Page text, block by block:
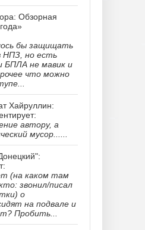
Обзорная
бы защищать
НПЗ, но есть
БПЛА не мавик и
что можно
Хайруллин:
автору, а
мусор......
(на каком там
звонил/писал
о
на подвале и
Пробить...